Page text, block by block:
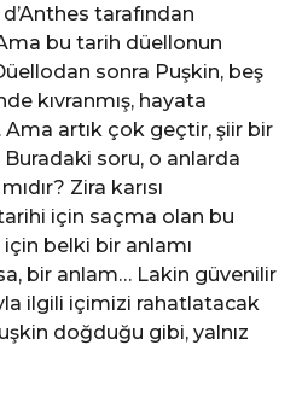
tarafından
bu tarih düellonun
sonra Puşkin, beş
kıvranmış, hayata
Ama artık çok geçtir, şiir bir
soru, o anlarda
Zira karısı
için saçma olan bu
belki bir anlamı
bir anlam… Lakin güvenilir
ilgili içimizi rahatlatacak
doğduğu gibi, yalnız